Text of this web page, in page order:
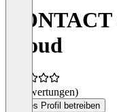
Cloud
(0 Bewertungen)
Dieses Profil betreiben